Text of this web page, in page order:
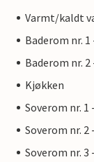
Varmt/kaldt
Baderom nr.
Baderom nr.
Kjøkken
Soverom nr.
Soverom nr.
Soverom nr.